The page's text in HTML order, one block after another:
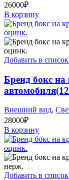
26000₽
В корзину
Добавить в
Бренд бокс
Внешний вид,
28000₽
В корзину
Добавить в